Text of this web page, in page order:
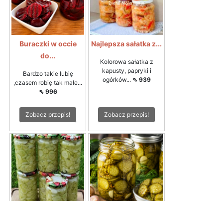
Buraczki w occie
do...
Bardzo takie lubię
,czasem robię tak małe...
⇖ 996
Zobacz przepis!
Najlepsza sałatka z...
Kolorowa sałatka z
kapusty, papryki i
ogórków... ⇖ 939
Zobacz przepis!